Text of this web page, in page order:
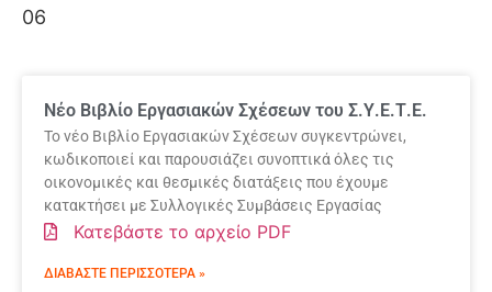
06
Νέο Βιβλίο Εργασιακών Σχέσεων του Σ.Υ.Ε.Τ.Ε.
Το νέο Bιβλίο Eργασιακών Σχέσεων συγκεντρώνει,
κωδικοποιεί και παρουσιάζει συνοπτικά όλες τις
οικονομικές και θεσμικές διατάξεις που έχουμε
κατακτήσει με Συλλογικές Συμβάσεις Εργασίας
Κατεβάστε το αρχείο PDF
ΔΙΑΒΆΣΤΕ ΠΕΡΙΣΣΌΤΕΡΑ »